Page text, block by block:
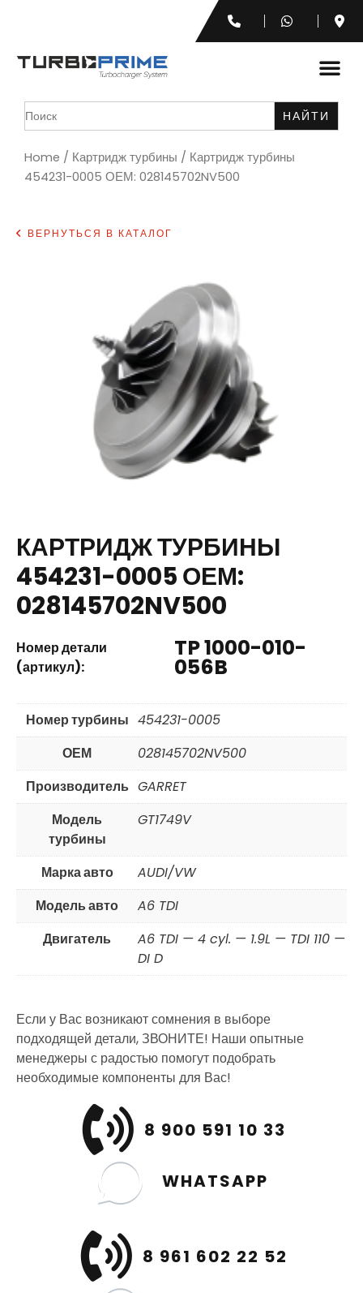
Search
for:
Home / Картридж турбины / Картридж турбины
454231-0005 ОЕМ: 028145702NV500
ВЕРНУТЬСЯ В КАТАЛОГ
КАРТРИДЖ ТУРБИНЫ
454231-0005 ОЕМ:
028145702NV500
Номер детали
(артикул):
TP 1000-010-
056B
Номер турбины 454231-0005
ОЕМ
028145702NV500
Производитель GARRET
Модель
турбины
GT1749V
Марка авто
AUDI/VW
Модель авто
A6 TDI
Двигатель
A6 TDI — 4 cyl. — 1.9L — TDI 110 —
DI D
Если у Вас возникают сомнения в выборе
подходящей детали, ЗВОНИТЕ! Наши опытные
менеджеры с радостью помогут подобрать
необходимые компоненты для Вас!
8 900 591 10 33
WHATSAPP
8 961 602 22 52